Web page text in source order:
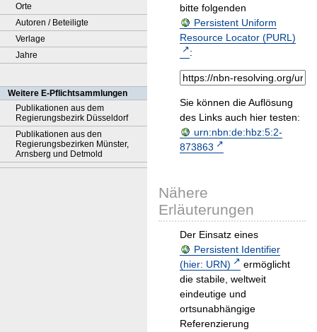
Orte
Autoren / Beteiligte
Verlage
Jahre
Weitere E-Pflichtsammlungen
Publikationen aus dem
Regierungsbezirk Düsseldorf
Publikationen aus den
Regierungsbezirken Münster,
Arnsberg und Detmold
bitte folgenden
Persistent Uniform
Resource Locator (PURL)
:
Sie können die Auflösung
des Links auch hier testen:
urn:nbn:de:hbz:5:2-
873863
Nähere
Erläuterungen
Der Einsatz eines
Persistent Identifier
(hier: URN)
ermöglicht
die stabile, weltweit
eindeutige und
ortsunabhängige
Referenzierung